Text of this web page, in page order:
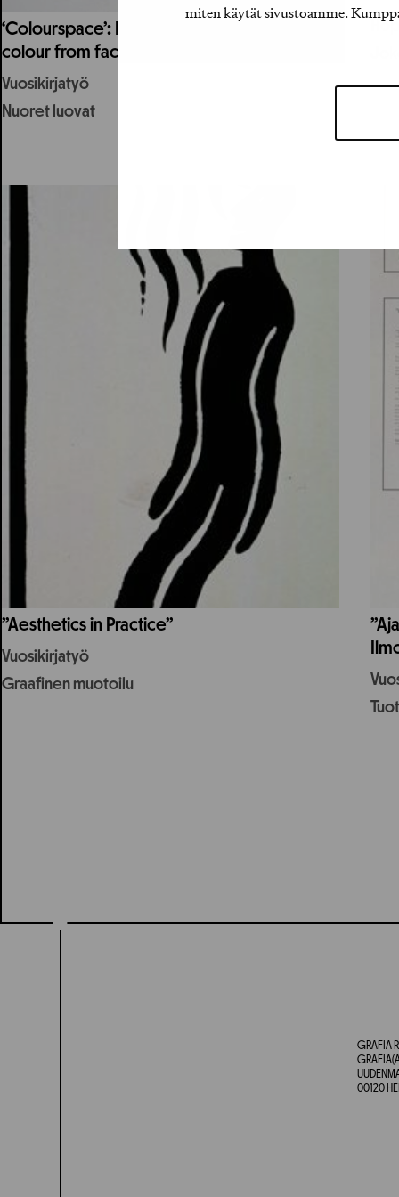
miten käytät sivustoamme.
‘Colourspace’: Book on the narrativity in
colour from facades to graphic space
Vuosikirjatyö
Nuoret luovat
”Aesthetics in Practice”
Vuosikirjatyö
Graafinen muotoilu
GRAFIA
00120